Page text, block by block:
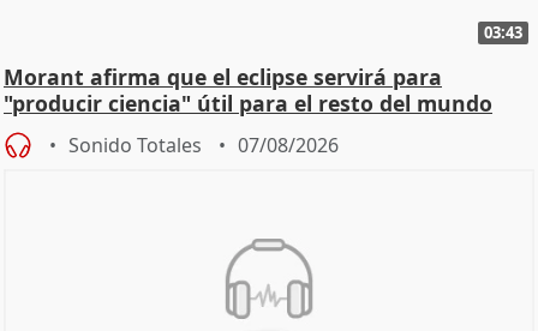
03:43
Morant afirma que el eclipse servirá para
"producir ciencia" útil para el resto del mundo
Sonido Totales 07/08/2026